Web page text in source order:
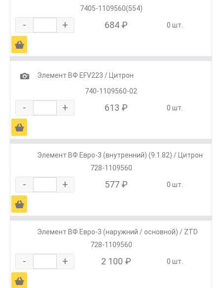
7405-1109560(554)
- + 684 ₽ 0 шт.
Ä
1
Элемент ВФ EFV223 / Цитрон
740-1109560-02
- + 613 ₽ 0 шт.
Ä
Элемент ВФ Евро-3 (внутренний) (9.1.82) / Цитрон
728-1109560
- + 577 ₽ 0 шт.
Ä
Элемент ВФ Евро-3 (наружний / основной) / ZTD
728-1109560
- + 2 100 ₽ 0 шт.
Ä